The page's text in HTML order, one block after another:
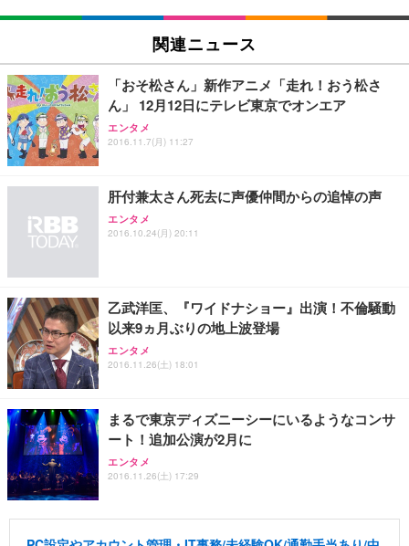
関連ニュース
「おそ松さん」新作アニメ「走れ！おう松さ
ん」 12月12日にテレビ東京でオンエア
エンタメ
2016.11.7(月) 11:27
肝付兼太さん死去に声優仲間からの追悼の声
エンタメ
2016.10.24(月) 20:11
乙武洋匡、『ワイドナショー』出演！不倫騒動
以来9ヵ月ぶりの地上波登場
エンタメ
2016.11.26(土) 18:01
まるで東京ディズニーシーにいるようなコンサ
ート！追加公演が2月に
エンタメ
2016.11.26(土) 17:29